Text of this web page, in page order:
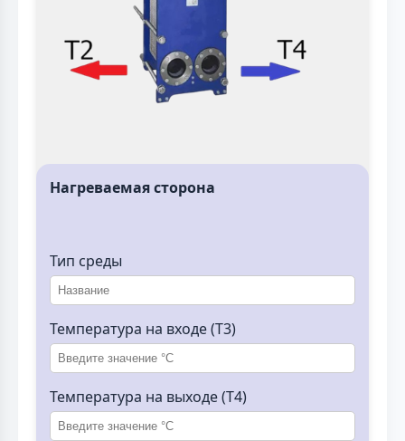
Нагреваемая сторона
Тип среды
Температура на входе (T3)
Температура на выходе (T4)